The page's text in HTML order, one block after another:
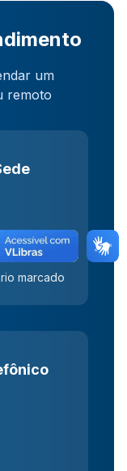
um
remoto
marcado